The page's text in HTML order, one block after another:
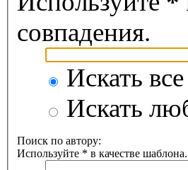
совпадения.
Искать
Искать
Поиск по автору:
Используйте * в качестве шаблона.